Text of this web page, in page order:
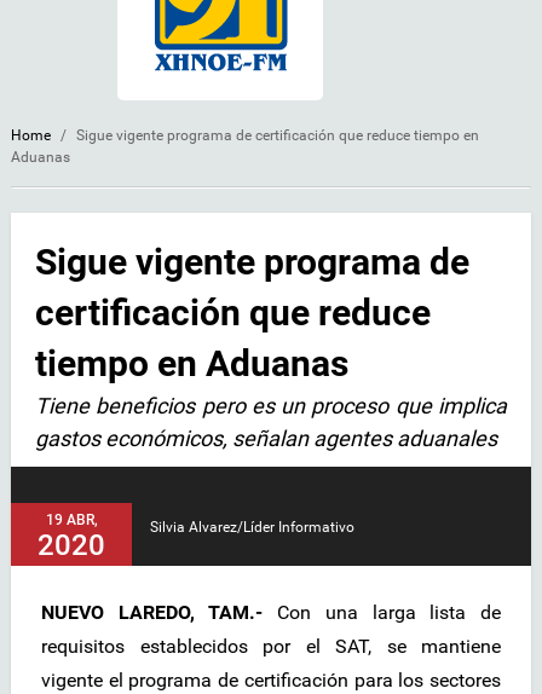
Home / Sigue vigente programa de certificación que reduce tiempo en
Aduanas
Sigue vigente programa de
certificación que reduce
tiempo en Aduanas
Tiene beneficios pero es un proceso que implica
gastos económicos, señalan agentes aduanales
19 ABR,
2020
Silvia Alvarez/Líder Informativo
NUEVO LAREDO, TAM.- Con una larga lista de
requisitos establecidos por el SAT, se mantiene
vigente el programa de certificación para los sectores